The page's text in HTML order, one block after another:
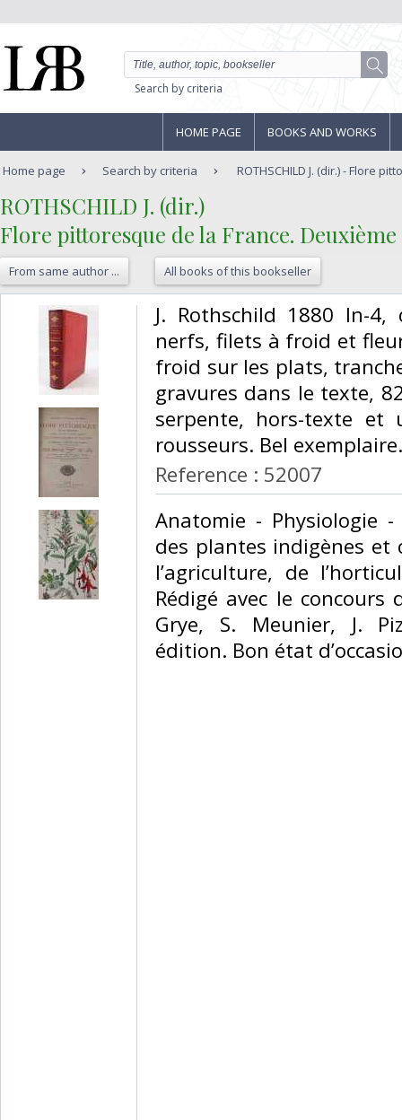
Search by criteria
HOME PAGE BOOKS AND WORKS
Home page Search by criteria ROTHSCHILD J. (dir.) - Flore
‎ROTHSCHILD J. (dir.)‎
‎Flore pittoresque de la France.
From same author ... All books of this bookseller
‎J. Rothschild 1880 In-
nerfs, filets à froid et
froid sur les plats,
gravures dans le texte,
serpente, hors-texte et
rousseurs. Bel
Reference : 52007
‎Anatomie - Physiologie
des plantes indigènes et
l’agriculture, de
Rédigé avec le
Grye, S. Meunier, J.
édition. Bon état